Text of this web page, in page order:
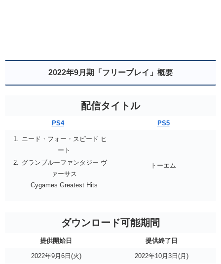
2022年9月期「フリープレイ」概要
配信タイトル
PS4 PS5
ニード・フォー・スピード ヒ
ート
グランブルーファンタジー ヴ
ァーサス
Cygames Greatest Hits
トーエム
ダウンロード可能期間
提供開始日 提供終了日
2022年9月6日(火) 2022年10月3日(月)